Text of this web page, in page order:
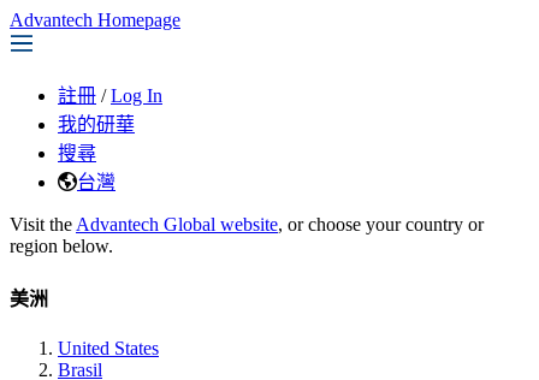
Advantech Homepage
註冊 / Log In
我的研華
搜尋
台灣
Visit the Advantech Global website, or choose your country or
region below.
美洲
United States
Brasil